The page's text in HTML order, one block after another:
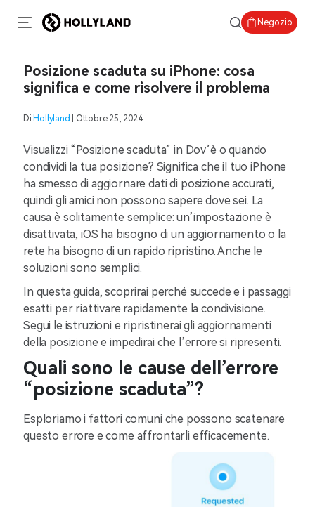
Negozio
Posizione scaduta su iPhone: cosa
significa e come risolvere il problema
Di Hollyland | Ottobre 25, 2024
Visualizzi “Posizione scaduta” in Dov’è o quando
condividi la tua posizione? Significa che il tuo iPhone
ha smesso di aggiornare dati di posizione accurati,
quindi gli amici non possono sapere dove sei. La
causa è solitamente semplice: un’impostazione è
disattivata, iOS ha bisogno di un aggiornamento o la
rete ha bisogno di un rapido ripristino. Anche le
soluzioni sono semplici.
In questa guida, scoprirai perché succede e i passaggi
esatti per riattivare rapidamente la condivisione.
Segui le istruzioni e ripristinerai gli aggiornamenti
della posizione e impedirai che l’errore si ripresenti.
Quali sono le cause dell’errore
“posizione scaduta”?
Esploriamo i fattori comuni che possono scatenare
questo errore e come affrontarli efficacemente.